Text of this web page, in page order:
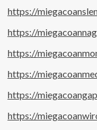
https://
https://
https://
https://
https://
https://